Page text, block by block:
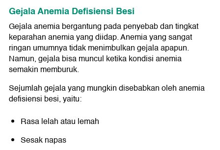
Gejala Anemia Defisiensi Besi
Gejala anemia bergantung pada penyebab dan tingkat
keparahan anemia yang diidap. Anemia yang sangat
ringan umumnya tidak menimbulkan gejala apapun.
Namun, gejala bisa muncul ketika kondisi anemia
semakin memburuk.
Sejumlah gejala yang mungkin disebabkan oleh anemia
defisiensi besi, yaitu:
Rasa lelah atau lemah
Sesak napas